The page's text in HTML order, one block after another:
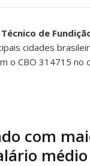
de
cidades
o CBO 314715 no
com
médio